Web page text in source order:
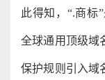
此得知，“.商标
全球通用顶级域
保护规则引入域